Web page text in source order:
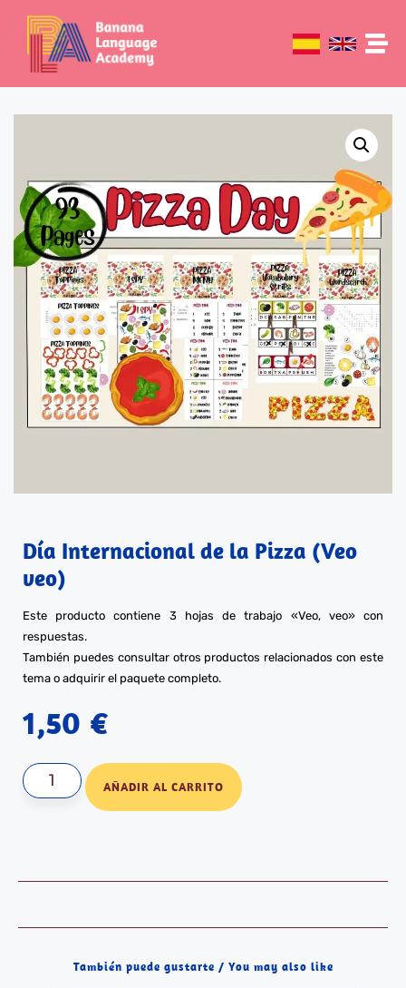
Día Internacional de la Pizza (Veo
veo)
Este producto contiene 3 hojas de trabajo «Veo, veo» con
respuestas.
También puedes consultar otros productos relacionados con este
tema o adquirir el paquete completo.
1,50 €
AÑADIR AL CARRITO
También puede gustarte / You may also like